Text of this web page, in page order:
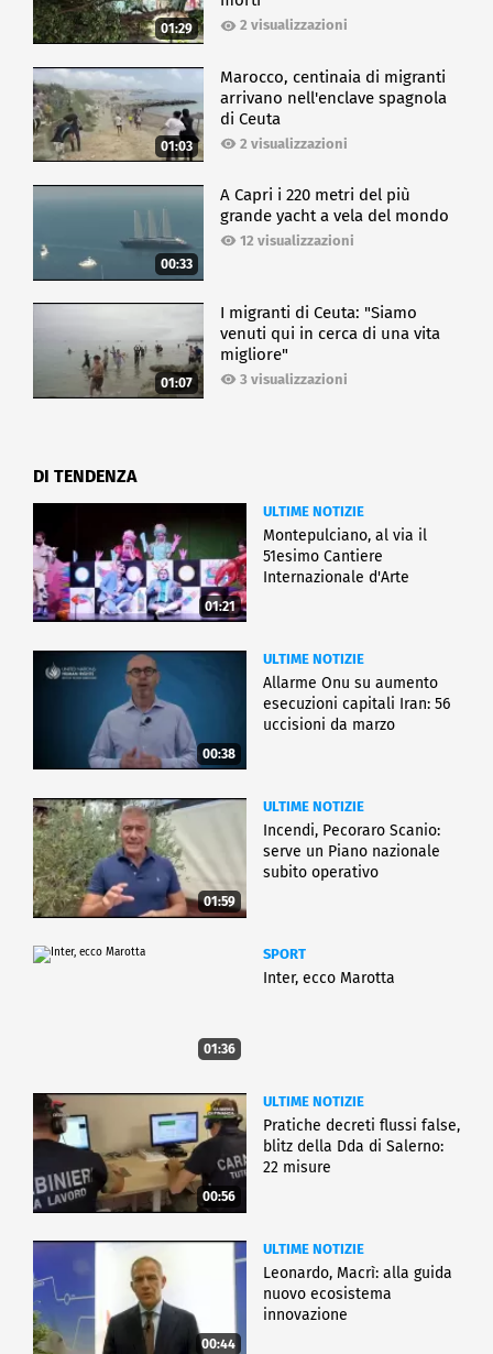
01:29 2 visualizzazioni
01:03
Marocco, centinaia di migranti
arrivano nell'enclave spagnola
di Ceuta
2 visualizzazioni
00:33
A Capri i 220 metri del più
grande yacht a vela del mondo
12 visualizzazioni
01:07
I migranti di Ceuta: "Siamo
venuti qui in cerca di una vita
migliore"
3 visualizzazioni
DI TENDENZA
01:21
ULTIME NOTIZIE
Montepulciano, al via il
51esimo Cantiere
Internazionale d'Arte
00:38
ULTIME NOTIZIE
Allarme Onu su aumento
esecuzioni capitali Iran: 56
uccisioni da marzo
01:59
ULTIME NOTIZIE
Incendi, Pecoraro Scanio:
serve un Piano nazionale
subito operativo
01:36
SPORT
Inter, ecco Marotta
00:56
ULTIME NOTIZIE
Pratiche decreti flussi false,
blitz della Dda di Salerno:
22 misure
00:44
ULTIME NOTIZIE
Leonardo, Macrì: alla guida
nuovo ecosistema
innovazione